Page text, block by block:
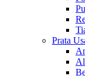
Prata